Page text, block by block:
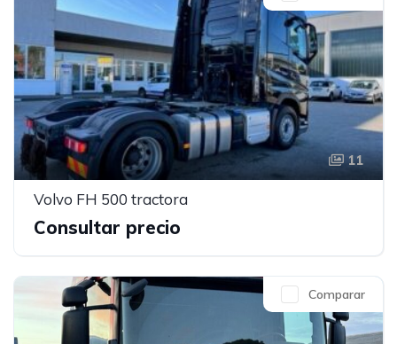
11
Volvo FH 500 tractora
Consultar precio
Comparar